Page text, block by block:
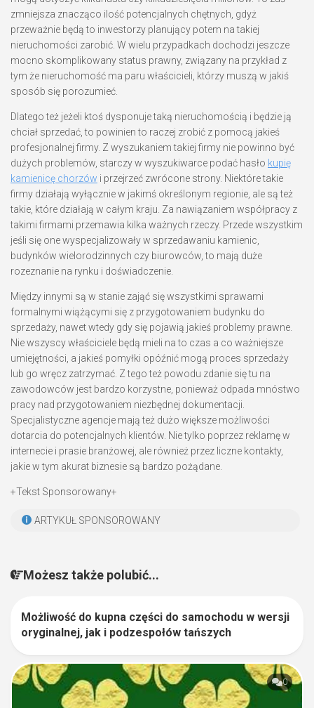
zmniejsza znacząco ilość potencjalnych chętnych, gdyż
przeważnie będą to inwestorzy planujący potem na takiej
nieruchomości zarobić. W wielu przypadkach dochodzi jeszcze
mocno skomplikowany status prawny, związany na przykład z
tym że nieruchomość ma paru właścicieli, którzy muszą w jakiś
sposób się porozumieć.
Dlatego też jeżeli ktoś dysponuje taką nieruchomością i będzie ją
chciał sprzedać, to powinien to raczej zrobić z pomocą jakieś
profesjonalnej firmy. Z wyszukaniem takiej firmy nie powinno być
dużych problemów, starczy w wyszukiwarce podać hasło kupię
kamienicę chorzów i przejrzeć zwrócone strony. Niektóre takie
firmy działają wyłącznie w jakimś określonym regionie, ale są też
takie, które działają w całym kraju. Za nawiązaniem współpracy z
takimi firmami przemawia kilka ważnych rzeczy. Przede wszystkim
jeśli się one wyspecjalizowały w sprzedawaniu kamienic,
budynków wielorodzinnych czy biurowców, to mają duże
rozeznanie na rynku i doświadczenie.
Między innymi są w stanie zająć się wszystkimi sprawami
formalnymi wiążącymi się z przygotowaniem budynku do
sprzedaży, nawet wtedy gdy się pojawią jakieś problemy prawne.
Nie wszyscy właściciele będą mieli na to czas a co ważniejsze
umiejętności, a jakieś pomyłki opóźnić mogą proces sprzedaży
lub go wręcz zatrzymać. Z tego też powodu zdanie się tu na
zawodowców jest bardzo korzystne, ponieważ odpada mnóstwo
pracy nad przygotowaniem niezbędnej dokumentacji.
Specjalistyczne agencje mają też dużo większe możliwości
dotarcia do potencjalnych klientów. Nie tylko poprzez reklamę w
internecie i prasie branżowej, ale również przez liczne kontakty,
jakie w tym akurat biznesie są bardzo pożądane.
+Tekst Sponsorowany+
ARTYKUŁ SPONSOROWANY
Możesz także polubić...
1
Możliwość do kupna części do samochodu w wersji
oryginalnej, jak i podzespołów tańszych
0